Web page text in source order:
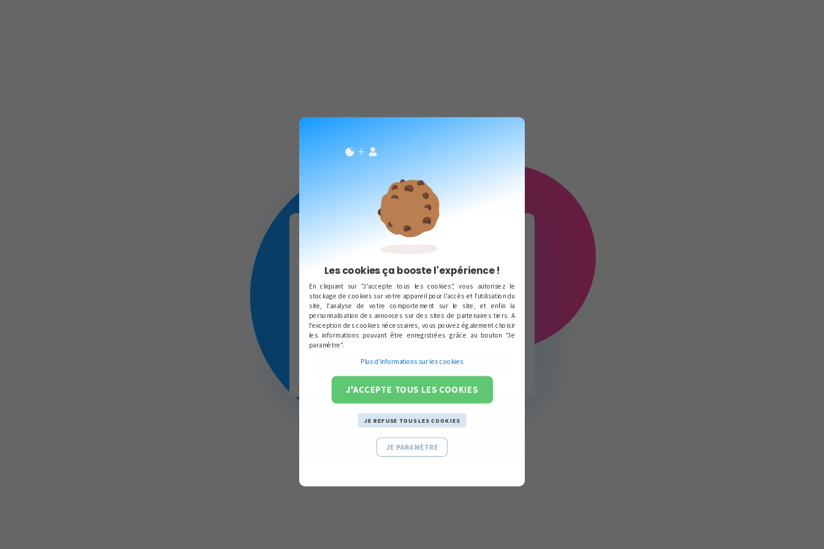
Mot de passe
Mot de passe oublié?
Se souvenir de moi
SE CONNECTER
Vous n'avez pas de compte?
Les cookies ça booste l'expérience !
En cliquant sur "J'accepte tous les cookies", vous autorisez le
stockage de cookies sur votre appareil pour l'accès et l'utilisation du
site, l'analyse de votre comportement sur le site, et enfin la
personnalisation des annonces sur des sites de partenaires tiers. A
l'exception des cookies nécessaires, vous pouvez également choisir
les informations pouvant être enregistrées grâce au bouton "Je
paramètre".
Plus d'informations sur les cookies
J'ACCEPTE TOUS LES COOKIES
JE REFUSE TOUS LES COOKIES
JE PARAMÈTRE